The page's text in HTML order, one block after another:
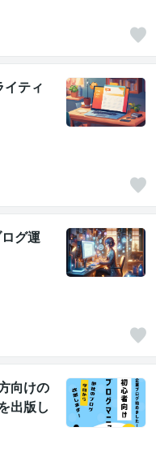
ティ
グ運
向けの
出版し